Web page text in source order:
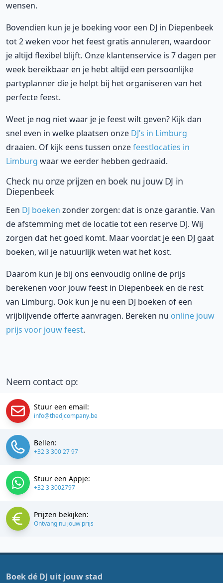
wensen.
Bovendien kun je je boeking voor een DJ in Diepenbeek
tot 2 weken voor het feest gratis annuleren, waardoor
je altijd flexibel blijft. Onze klantenservice is 7 dagen per
week bereikbaar en je hebt altijd een persoonlijke
partyplanner die je helpt bij het organiseren van het
perfecte feest.
Weet je nog niet waar je je feest wilt geven? Kijk dan
snel even in welke plaatsen onze DJ’s in Limburg
draaien. Of kijk eens tussen onzefeestlocaties in
Limburg waar we eerder hebben gedraaid.
Check nu onze prijzen en boek nu jouw DJ in
Diepenbeek
Een DJ boeken zonder zorgen: dat is onze garantie. Van
de afstemming met de locatie tot een reserve DJ. Wij
zorgen dat het goed komt. Maar voordat je een DJ gaat
boeken, wil je natuurlijk weten wat het kost.
Daarom kun je bij ons eenvoudig online de prijs
berekenen voor jouw feest in Diepenbeek en de rest
van Limburg. Ook kun je nu een DJ boeken of een
vrijblijvende offerte aanvragen. Bereken nu online jouw
prijs voor jouw feest.
Neem contact op:
Stuur een email:
info@thedjcompany.be
Bellen:
+32 3 300 27 97
Stuur een Appje:
+32 3 3002797
Prijzen bekijken:
Ontvang nu jouw prijs
Boek dé DJ uit jouw stad